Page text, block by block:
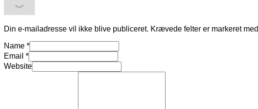
Din e-mailadresse vil ikke blive publiceret. Krævede felter er markeret med
Name *
Email *
Website